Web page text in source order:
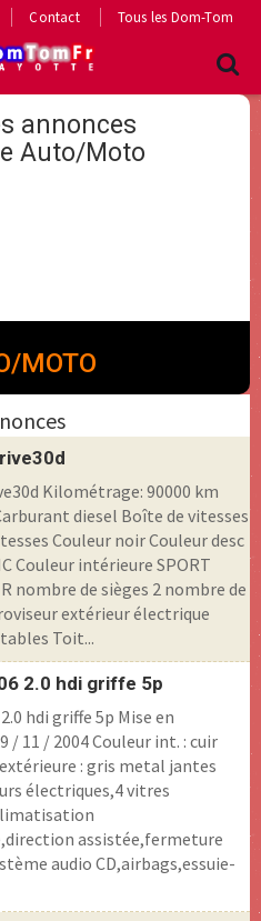
Contact Tous les Dom-Tom
annonces
Auto/Moto
MOTO
Kilométrage: 90000 km
diesel Boîte de vitesses
Couleur noir Couleur desc
Couleur intérieure SPORT
nombre de sièges 2 nombre de
extérieur électrique
Toit...
2.0 hdi griffe 5p
hdi griffe 5p Mise en
/ 11 / 2004 Couleur int. : cuir
: gris metal jantes
électriques,4 vitres
assistée,fermeture
audio CD,airbags,essuie-